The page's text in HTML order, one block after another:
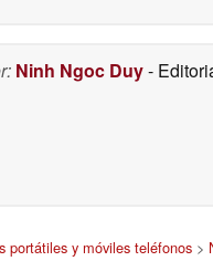
Ninh Ngoc Duy-
portátiles y móviles teléfonos>